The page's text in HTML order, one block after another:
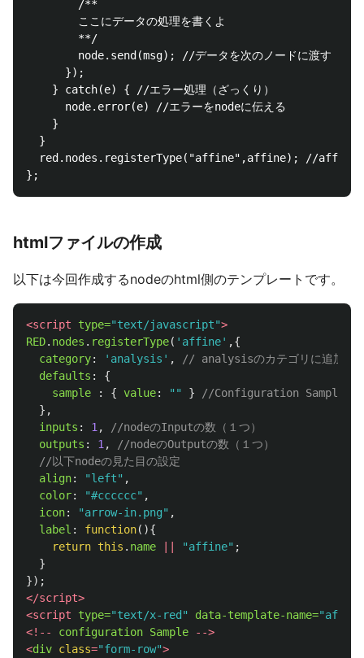
        /**
        ここにデータの処理を書くよ
        **/
        node.send(msg); //データを次のノードに渡す
      });
    } catch(e) { //エラー処理（ざっくり）
      node.error(e) //エラーをnodeに伝える
    }
  }
red.nodes.registerType("affine",affine); //affineと
htmlファイルの作成
以下は今回作成するnodeのhtml側のテンプレートです。
<script type="text/javascript">
RED. nodes . registerType( ' affine' ,{
category: ' analysis ' ,
// analysisのカテゴリに追加
defaults :
{
sample
: { value: "" }
//Configuration Sample
},
inputs : 1 ,
//nodeのInputの数（１つ）
outputs : 1 ,
//nodeのOutputの数（１つ）
//以下nodeの見た目の設定
align: "left" ,
color: "#cccccc" ,
icon: "arrow-in.png" ,
label : function(){
return this . name "affine" ;
}
});
</script>
<script type="text/x-red" data-template-name=
<!--
configuration Sample
-->
<div class="form-row">